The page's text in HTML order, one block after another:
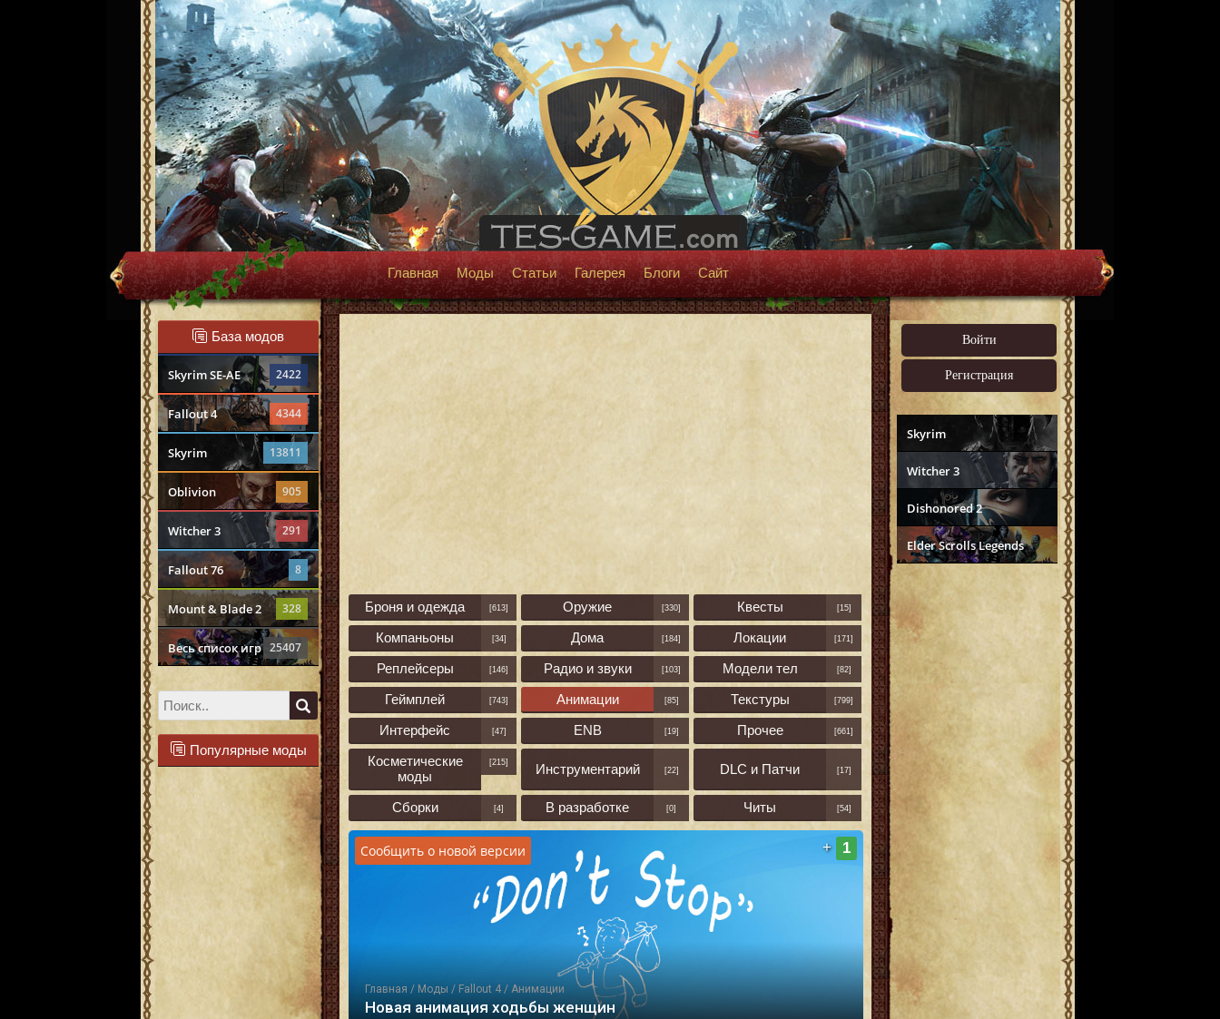
Главная Моды Статьи Галерея Блоги Сайт
База модов
Skyrim SE-AE 2422
Fallout 4 4344
Skyrim 13811
Oblivion 905
Witcher 3 291
Fallout 76 8
Mount & Blade 2 328
Весь список игр 25407
Популярные моды
Войти
Регистрация
Skyrim
Witcher 3
Dishonored 2
Elder Scrolls Legends
Броня и одежда [613] Оружие [330] Квесты [15]
Компаньоны [34] Дома [184] Локации [171]
Реплейсеры [146] Радио и звуки [103] Модели тел [82]
Геймплей [743] Анимации [85] Текстуры [799]
Интерфейс [47] ENB [19] Прочее [661]
Косметические
моды
[215] Инструментарий [22] DLC и Патчи [17]
Сборки [4] В разработке [0] Читы [54]
Главная / Моды / Fallout 4 / Анимации
Новая анимация ходьбы женщин
Сообщить о новой версии + 1